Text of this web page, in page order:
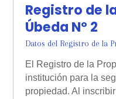
Registro de
Úbeda Nº 2
Datos del Registro de la
El Registro de la
institución para la
propiedad. Al